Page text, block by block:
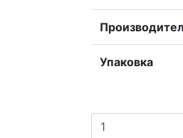
Упаковка